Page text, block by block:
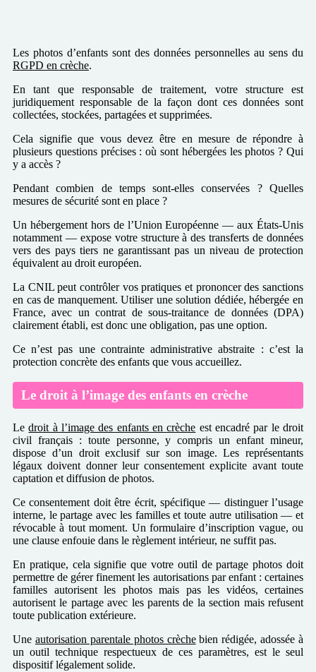
Les photos d’enfants sont des données personnelles au sens du
RGPD en crèche.
En tant que responsable de traitement, votre structure est
juridiquement responsable de la façon dont ces données sont
collectées, stockées, partagées et supprimées.
Cela signifie que vous devez être en mesure de répondre à
plusieurs questions précises : où sont hébergées les photos ? Qui
y a accès ?
Pendant combien de temps sont-elles conservées ? Quelles
mesures de sécurité sont en place ?
Un hébergement hors de l’Union Européenne — aux États-Unis
notamment — expose votre structure à des transferts de données
vers des pays tiers ne garantissant pas un niveau de protection
équivalent au droit européen.
La CNIL peut contrôler vos pratiques et prononcer des sanctions
en cas de manquement. Utiliser une solution dédiée, hébergée en
France, avec un contrat de sous-traitance de données (DPA)
clairement établi, est donc une obligation, pas une option.
Ce n’est pas une contrainte administrative abstraite : c’est la
protection concrète des enfants que vous accueillez.
Le droit à l’image des enfants en crèche
Ledroit à l’image des enfants en crèche est encadré par le droit
civil français : toute personne, y compris un enfant mineur,
dispose d’un droit exclusif sur son image. Les représentants
légaux doivent donner leur consentement explicite avant toute
captation et diffusion de photos.
Ce consentement doit être écrit, spécifique — distinguer l’usage
interne, le partage avec les familles et toute autre utilisation — et
révocable à tout moment. Un formulaire d’inscription vague, ou
une clause enfouie dans le règlement intérieur, ne suffit pas.
En pratique, cela signifie que votre outil de partage photos doit
permettre de gérer finement les autorisations par enfant : certaines
familles autorisent les photos mais pas les vidéos, certaines
autorisent le partage avec les parents de la section mais refusent
toute publication extérieure.
Une autorisation parentale photos crèchebien rédigée, adossée à
un outil technique respectueux de ces paramètres, est le seul
dispositif légalement solide.